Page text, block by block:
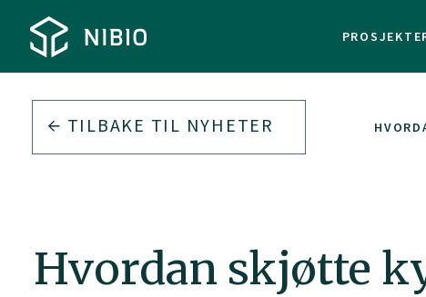
TILBAKE TIL NYHETER
Hvordan skjøtte